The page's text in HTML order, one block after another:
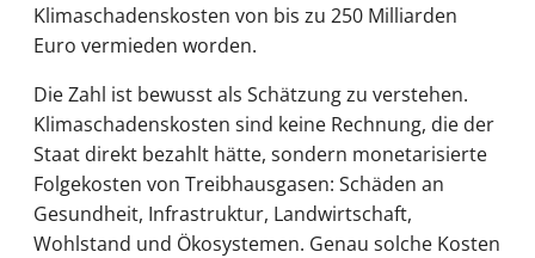
Klimaschadenskosten von bis zu 250 Milliarden
Euro vermieden worden.
Die Zahl ist bewusst als Schätzung zu verstehen.
Klimaschadenskosten sind keine Rechnung, die der
Staat direkt bezahlt hätte, sondern monetarisierte
Folgekosten von Treibhausgasen: Schäden an
Gesundheit, Infrastruktur, Landwirtschaft,
Wohlstand und Ökosystemen. Genau solche Kosten